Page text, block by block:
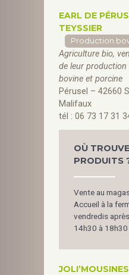
EARL DE
TEYSSIER
Production
Agriculture bio,
de leur
bovine et porcine
Pérusel – 42660
Malifaux
tél : 06 73 17 31
OÙ
PRODUITS
Vente au
Accueil à la
vendredis
14h30 à 18h30